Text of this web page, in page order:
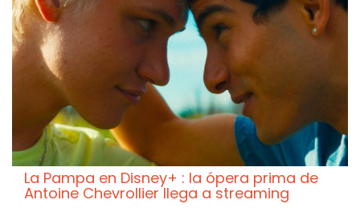
La Pampa en Disney+ : la ópera prima de
Antoine Chevrollier llega a streaming